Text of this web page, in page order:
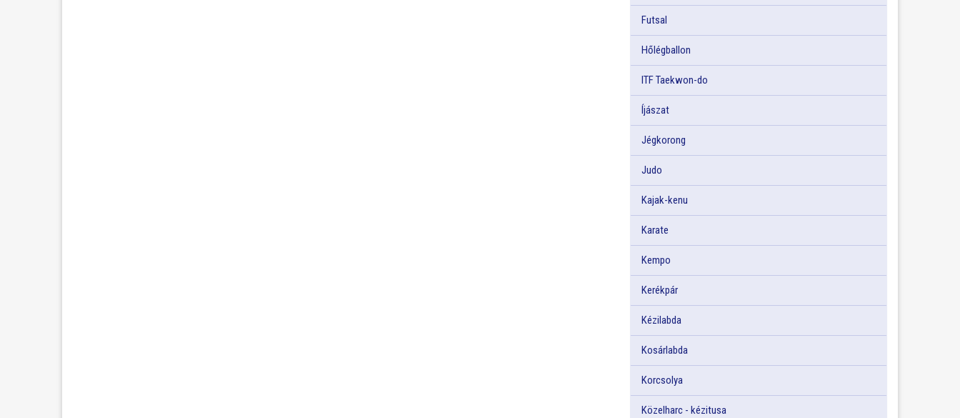
Futsal
Hőlégballon
ITF Taekwon-do
Íjászat
Jégkorong
Judo
Kajak-kenu
Karate
Kempo
Kerékpár
Kézilabda
Kosárlabda
Korcsolya
Közelharc - kézitusa